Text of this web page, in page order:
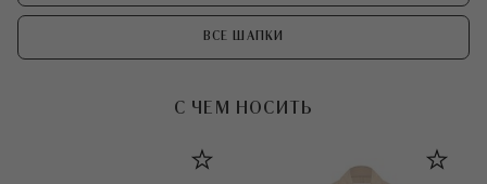
ВСЕ ШАПКИ
С ЧЕМ НОСИТЬ